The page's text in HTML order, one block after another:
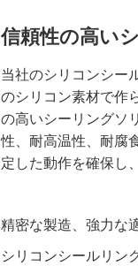
信頼性の高い
当社のシリコンシー
のシリコン素材で作
の高いシーリングソ
性、耐高温性、耐腐
定した動作を確保し
精密な製造、強力な
シリコンシールリン